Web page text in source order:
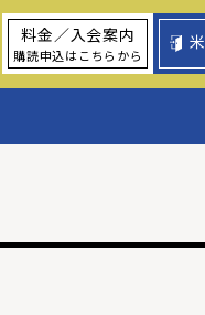
料金／入会案内
購読申込はこちらから